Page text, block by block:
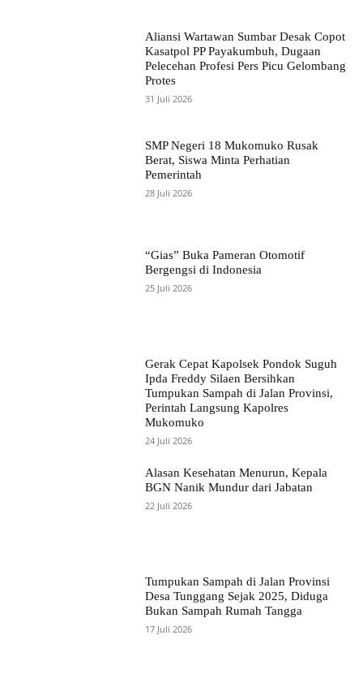
Aliansi Wartawan Sumbar Desak Copot
Kasatpol PP Payakumbuh, Dugaan
Pelecehan Profesi Pers Picu Gelombang
Protes
31 Juli 2026
SMP Negeri 18 Mukomuko Rusak
Berat, Siswa Minta Perhatian
Pemerintah
28 Juli 2026
“Gias” Buka Pameran Otomotif
Bergengsi di Indonesia
25 Juli 2026
Gerak Cepat Kapolsek Pondok Suguh
Ipda Freddy Silaen Bersihkan
Tumpukan Sampah di Jalan Provinsi,
Perintah Langsung Kapolres
Mukomuko
24 Juli 2026
Alasan Kesehatan Menurun, Kepala
BGN Nanik Mundur dari Jabatan
22 Juli 2026
Tumpukan Sampah di Jalan Provinsi
Desa Tunggang Sejak 2025, Diduga
Bukan Sampah Rumah Tangga
17 Juli 2026